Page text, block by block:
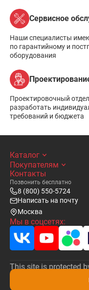
Сервисное
Наши специалисты
по гарантийному и
оборудования
Проектировочный
разработать
требований и бюджета
Каталог
Покупателям
Контакты
Позвонить бесплатно
8 (800) 550-5724
Написать на почту
Москва
Мы в соцсетях:
This site is protected